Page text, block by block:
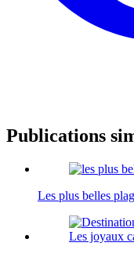
Publications
Les plus belles